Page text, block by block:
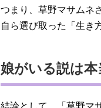
つまり、草野マサムネ
自ら選び取った「生き
娘がいる説は